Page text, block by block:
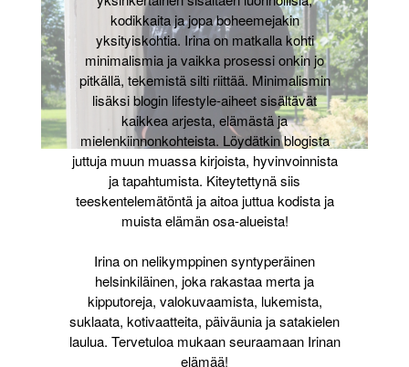
kodikkaita ja jopa boheemejakin
yksityiskohtia. Irina on matkalla kohti
minimalismia ja vaikka prosessi onkin jo
pitkällä, tekemistä silti riittää. Minimalismin
lisäksi blogin lifestyle-aiheet sisältävät
kaikkea arjesta, elämästä ja
mielenkiinnonkohteista. Löydätkin blogista
juttuja muun muassa kirjoista, hyvinvoinnista
ja tapahtumista. Kiteytettynä siis
teeskentelemätöntä ja aitoa juttua kodista ja
muista elämän osa-alueista!
Irina on nelikymppinen syntyperäinen
helsinkiläinen, joka rakastaa merta ja
kipputoreja, valokuvaamista, lukemista,
suklaata, kotivaatteita, päiväunia ja satakielen
laulua. Tervetuloa mukaan seuraamaan Irinan
elämää!